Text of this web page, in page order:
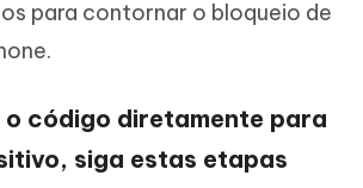
para contornar o bloqueio de
o código diretamente para
siga estas etapas